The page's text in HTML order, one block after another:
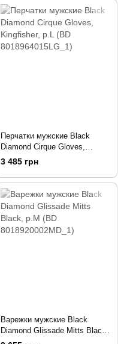
Перчатки мужские Black
Diamond Cirque Gloves,
Kingfisher, р.L (BD
8018964015LG_1)
3 485 грн
Варежки мужские Black
Diamond Glissade Mitts Black,
р.M (BD 8018920002MD_1)